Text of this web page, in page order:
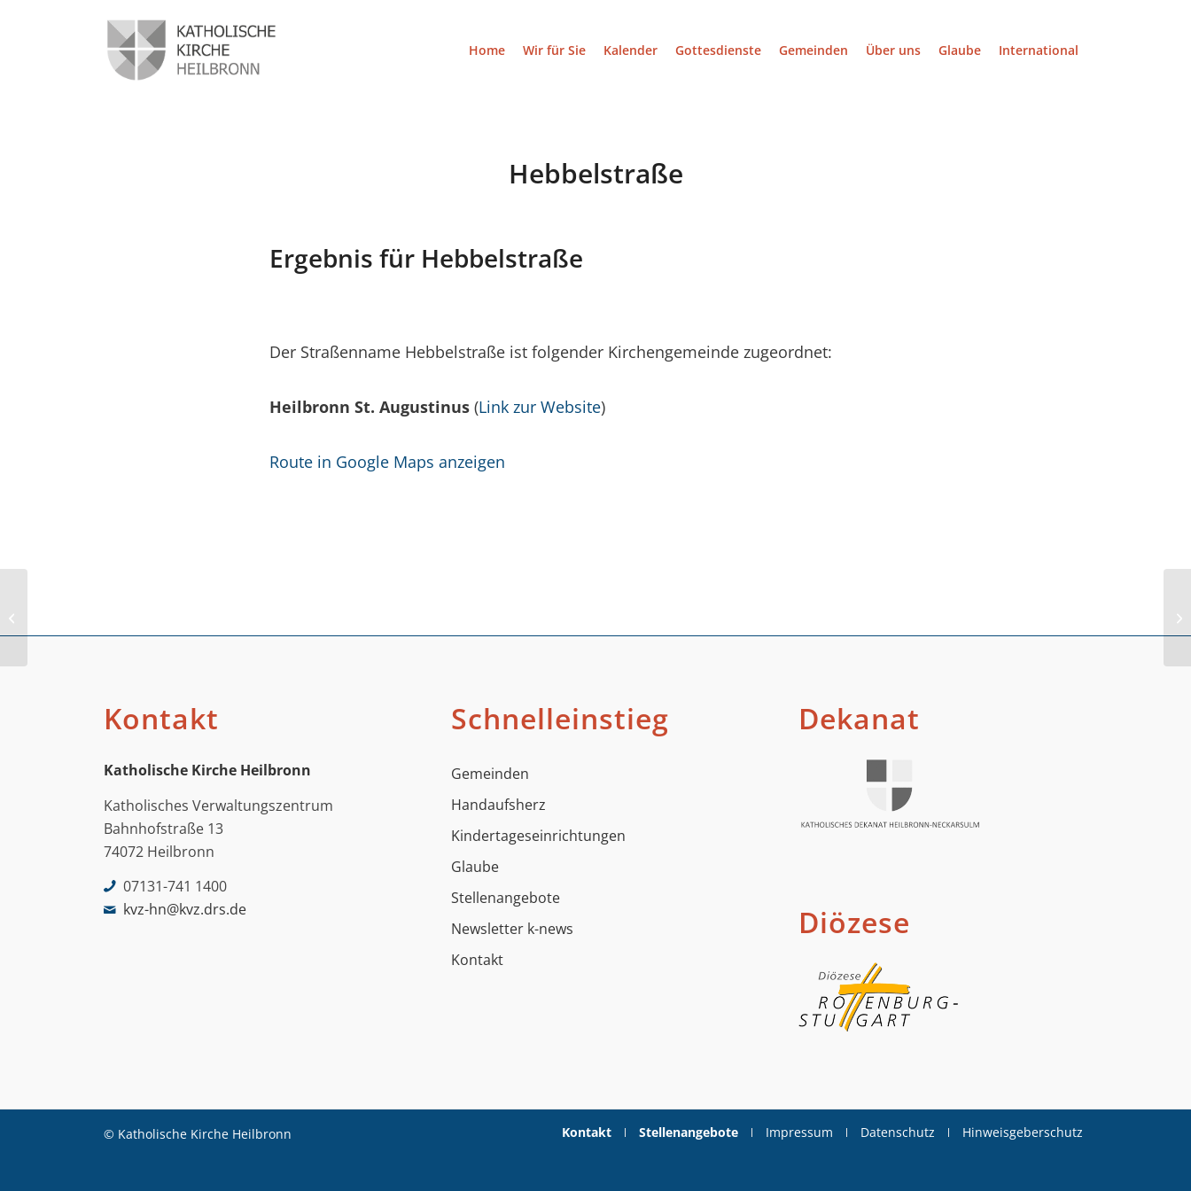
Home Wir für Sie Kalender Gottesdienste Gemeinden Über uns Glaube International
Hebbelstraße
Ergebnis für Hebbelstraße
Der Straßenname Hebbelstraße ist folgender Kirchengemeinde zugeordnet:
Heilbronn St. Augustinus (Link zur Website)
Route in Google Maps anzeigen
Kontakt
Katholische Kirche Heilbronn
Katholisches Verwaltungszentrum
Bahnhofstraße 13
74072 Heilbronn
07131-741 1400
kvz-hn@kvz.drs.de
Schnelleinstieg
Gemeinden
Handaufsherz
Kindertageseinrichtungen
Glaube
Stellenangebote
Newsletter k-news
Kontakt
Dekanat
Diözese
© Katholische Kirche Heilbronn Kontakt Stellenangebote Impressum Datenschutz Hinweisgeberschutz